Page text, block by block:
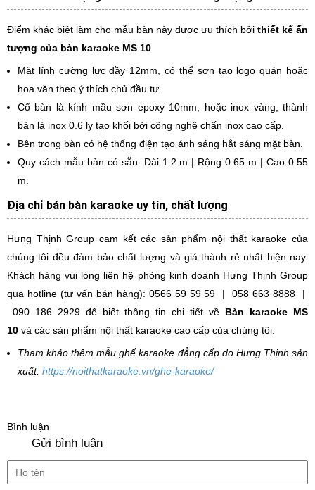
Điểm khác biệt làm cho mẫu bàn này được ưu thích bởi thiết kế ấn
tượng của bàn karaoke MS 10
Mặt lính cường lực dầy 12mm, có thể sơn tạo logo quán hoặc
hoa văn theo ý thích chủ đầu tư.
Cổ bàn là kính mầu sơn epoxy 10mm, hoặc inox vàng, thành
bàn là inox 0.6 ly tạo khối bởi công nghệ chấn inox cao cấp.
Bên trong bàn có hệ thống điện tạo ánh sáng hắt sáng mặt bàn.
Quy cách mẫu bàn có sẵn: Dài 1.2 m | Rộng 0.65 m | Cao 0.55
m.
Địa chỉ bán bàn karaoke uy tín, chất lượng
Hưng Thịnh Group cam kết các sản phẩm nội thất karaoke của
chúng tôi đều đảm bảo chất lượng và giá thành rẻ nhất hiện nay.
Khách hàng vui lòng liên hệ phòng kinh doanh Hưng Thịnh Group
qua hotline (tư vấn bán hàng): 0566 59 59 59 | 058 663 8888 |
090 186 2929 để biết thông tin chi tiết về Bàn karaoke MS
10 và các sản phẩm nội thất karaoke cao cấp của chúng tôi.
Tham khảo thêm mẫu ghế karaoke đẳng cấp do Hưng Thịnh sản
xuất: https://noithatkaraoke.vn/ghe-karaoke/
Bình luận
Gửi bình luận